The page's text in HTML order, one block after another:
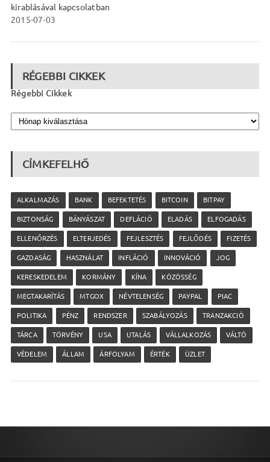
kirablásával kapcsolatban
2015-07-03
RÉGEBBI CIKKEK
Régebbi Cikkek
CÍMKEFELHŐ
ALKALMAZÁS BANK BEFEKTETÉS BITCOIN BITPAY
BIZTONSÁG BÁNYÁSZAT DEFLÁCIÓ ELADÁS ELFOGADÁS
ELLENŐRZÉS ELTERJEDÉS FEJLESZTÉS FEJLŐDÉS FIZETÉS
GAZDASÁG HASZNÁLAT INFLÁCIÓ INNOVÁCIÓ JOG
KERESKEDELEM KORMÁNY KÍNA KÖZÖSSÉG
MEGTAKARÍTÁS MTGOX NÉVTELENSÉG PAYPAL PIAC
POLITIKA PÉNZ RENDSZER SZABÁLYOZÁS TRANZAKCIÓ
TÁRCA TÖRVÉNY USA UTALÁS VÁLLALKOZÁS VÁLTÓ
VÉDELEM ÁLLAM ÁRFOLYAM ÉRTÉK ÜZLET